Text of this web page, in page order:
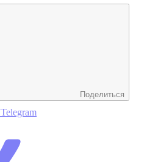
Поделиться
Telegram